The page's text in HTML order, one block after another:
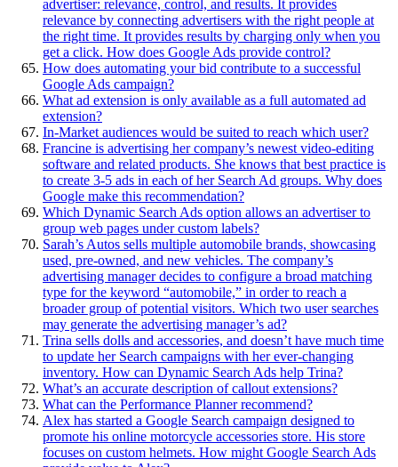
advertiser: relevance, control, and results. It provides
relevance by connecting advertisers with the right people at
the right time. It provides results by charging only when you
get a click. How does Google Ads provide control?
How does automating your bid contribute to a successful
Google Ads campaign?
What ad extension is only available as a full automated ad
extension?
In-Market audiences would be suited to reach which user?
Francine is advertising her company’s newest video-editing
software and related products. She knows that best practice is
to create 3-5 ads in each of her Search Ad groups. Why does
Google make this recommendation?
Which Dynamic Search Ads option allows an advertiser to
group web pages under custom labels?
Sarah’s Autos sells multiple automobile brands, showcasing
used, pre-owned, and new vehicles. The company’s
advertising manager decides to configure a broad matching
type for the keyword “automobile,” in order to reach a
broader group of potential visitors. Which two user searches
may generate the advertising manager’s ad?
Trina sells dolls and accessories, and doesn’t have much time
to update her Search campaigns with her ever-changing
inventory. How can Dynamic Search Ads help Trina?
What’s an accurate description of callout extensions?
What can the Performance Planner recommend?
Alex has started a Google Search campaign designed to
promote his online motorcycle accessories store. His store
focuses on custom helmets. How might Google Search Ads